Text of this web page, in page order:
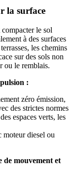
la surface
le sol
à des surfaces
les chemins
sur des sols non
ou le remblais.
:
zéro émission,
des strictes normes
espaces verts, les
moteur diesel ou
de mouvement et